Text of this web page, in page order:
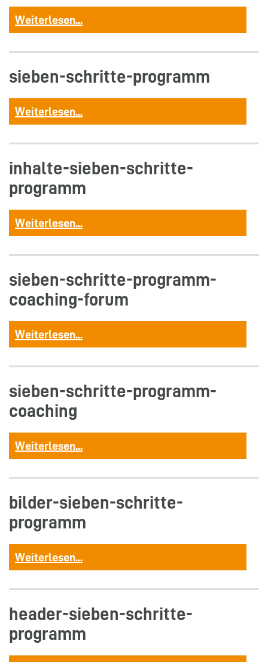
Weiterlesen...
sieben-schritte-programm
Weiterlesen...
inhalte-sieben-schritte-
programm
Weiterlesen...
sieben-schritte-programm-
coaching-forum
Weiterlesen...
sieben-schritte-programm-
coaching
Weiterlesen...
bilder-sieben-schritte-
programm
Weiterlesen...
header-sieben-schritte-
programm